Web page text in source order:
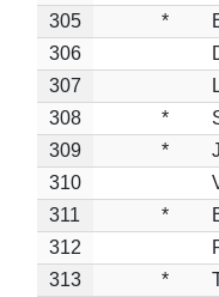
305
*
306
307
308
*
309
*
310
311
*
312
313
*